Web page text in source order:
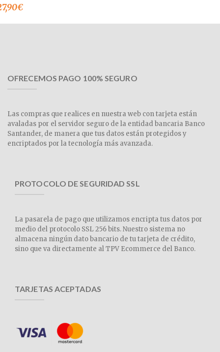
€
OFRECEMOS PAGO 100% SEGURO
Las compras que realices en nuestra web con tarjeta están
avaladas por el servidor seguro de la entidad bancaria Banco
Santander, de manera que tus datos están protegidos y
encriptados por la tecnología más avanzada.
PROTOCOLO DE SEGURIDAD SSL
La pasarela de pago que utilizamos encripta tus datos por
medio del protocolo SSL 256 bits. Nuestro sistema no
almacena ningún dato bancario de tu tarjeta de crédito,
sino que va directamente al TPV Ecommerce del Banco.
TARJETAS ACEPTADAS